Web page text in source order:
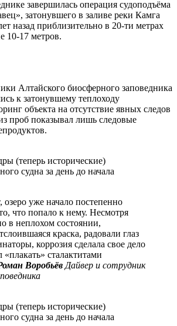
завершилась операция судоподъёма
затонувшего в заливе реки Камга
назад приблизительно в 20-ти метрах
10-17 метров.
Алтайского биосферного заповедника
к затонувшему теплоходу
объекта на отсутствие явных следов
проб показывал лишь следовые
(теперь исторические)
судна за день до начала
озеро уже начало постепенно
что попало к нему. Несмотря
в неплохом состоянии,
краска, радовали глаз
коррозия сделала свое дело
«плакать» сталактитами
Воробьёв Дайвер и сотрудник
(теперь исторические)
судна за день до начала